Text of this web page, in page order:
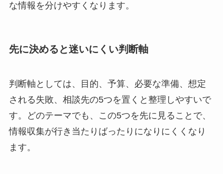
な情報を分けやすくなります。
先に決めると迷いにくい判断軸
判断軸としては、目的、予算、必要な準備、想定
される失敗、相談先の5つを置くと整理しやすいで
す。どのテーマでも、この5つを先に見ることで、
情報収集が行き当たりばったりになりにくくなり
ます。